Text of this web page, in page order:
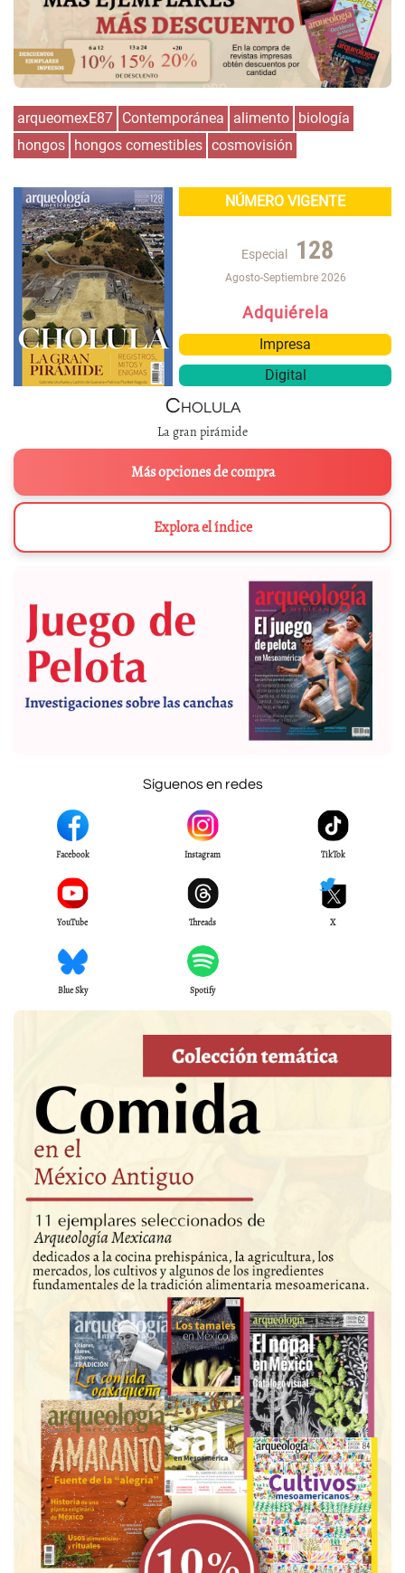
arqueomexE87 Contemporánea alimento biología
hongos hongos comestibles cosmovisión
NÚMERO VIGENTE
Especial 128
Agosto-Septiembre 2026
Adquiérela
Impresa
Digital
Cholula
La gran pirámide
Más opciones de compra
Explora el índice
Síguenos en redes
Facebook Instagram TikTok
YouTube Threads X
Blue Sky Spotify